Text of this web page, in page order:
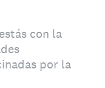
con la
por la